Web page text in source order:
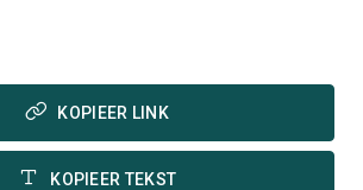
KOPIEER LINK
KOPIEER TEKST